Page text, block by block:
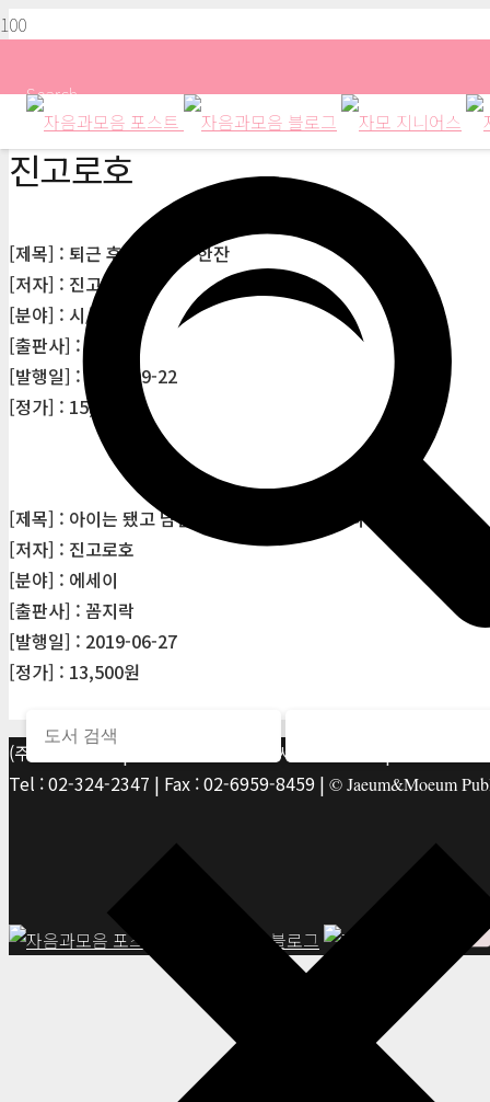
Search
진고로호
[제목] : 퇴근 후 고양이랑 한잔
[저자] : 진고로호
[분야] : 시/에세이
[출판사] : 꼼지락
[발행일] : 2017-09-22
[정가] : 15,800원
[제목] : 아이는 됐고 남편과 고양이면 충분합니다
[저자] : 진고로호
[분야] : 에세이
[출판사] : 꼼지락
[발행일] : 2019-06-27
[정가] : 13,500원
(주)자음과모음 | 10881 경기 파주시 서패동 469-1 | 사업자등
Tel : 02-324-2347 | Fax : 02-6959-8459 | © Jaeum&Moeum